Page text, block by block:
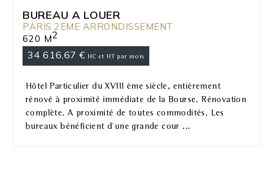
BUREAU A LOUER
PARIS 2EME ARRONDISSEMENT
620 M2
34 616,67 € HC et HT par mois
Hôtel Particulier du XVIII ème siècle, entièrement
rénové à proximité immédiate de la Bourse. Rénovation
complète. A proximité de toutes commodités. Les
bureaux bénéficient d'une grande cour ...